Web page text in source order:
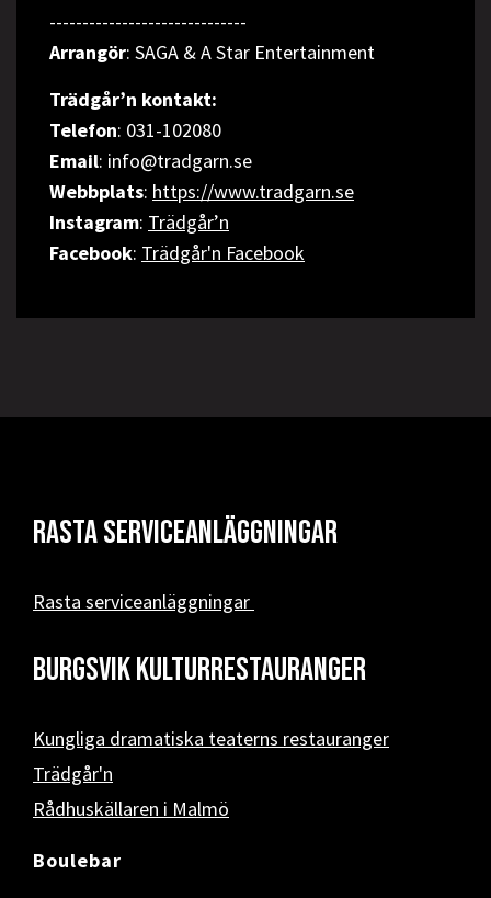
------------------------------
Arrangör: SAGA & A Star Entertainment
Trädgår’n kontakt:
Telefon: 031-102080
Email: info@tradgarn.se
Webbplats: https://www.tradgarn.se
Instagram: Trädgår’n
Facebook: Trädgår'n Facebook
Rasta serviceanläggningar
Rasta serviceanläggningar
Burgsvik kulturrestauranger
Kungliga dramatiska teaterns restauranger
Trädgår'n
Rådhuskällaren i Malmö
Boulebar